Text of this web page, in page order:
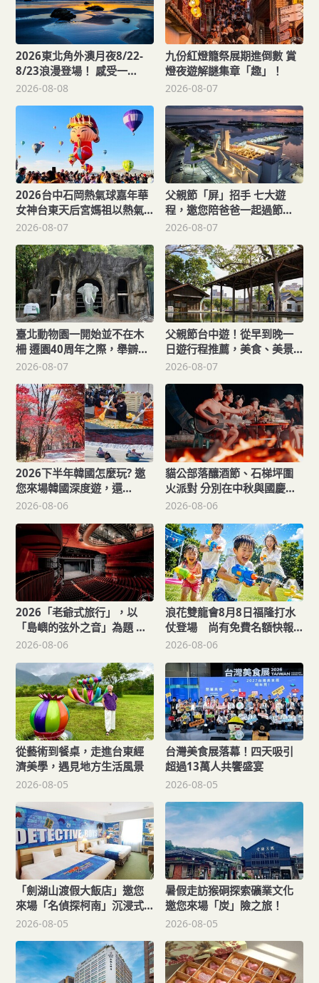
2026東北角外澳月夜8/22-
8/23浪漫登場！ 感受一
「夏」東北角夜的浪漫！
2026-08-08
九份紅燈籠祭展期進倒數 賞
燈夜遊解謎集章「趣」！
2026-08-07
2026台中石岡熱氣球嘉年華
女神台東天后宮媽祖以熱氣
球造型、李多慧一起加持助
2026-08-07
父親節「屏」招手 七大遊
程，邀您陪爸爸一起過節
「趣」！
2026-08-07
臺北動物園一開始並不在木
柵 遷園40周年之際，舉辧
「與象同在、迎象未來」特
2026-08-07
父親節台中遊！從早到晚一
日遊行程推薦，美食、美景
一次滿足！
2026-08-07
2026下半年韓國怎麼玩? 邀
您來場韓國深度遊，還
「遊」好康！
2026-08-06
貓公部落釀酒節、石梯坪圍
火派對 分別在中秋與國慶連
假登場
2026-08-06
2026「老爺式旅行」，以
「島嶼的弦外之音」為題 帶
旅人開箱歌劇院後台、探訪
2026-08-06
浪花雙龍會8月8日福隆打水
仗登場 尚有免費名額快報
名，還可抽住宿券！
2026-08-06
從藝術到餐桌，走進台東經
濟美學，遇見地方生活風景
2026-08-05
台灣美食展落幕！四天吸引
超過13萬人共饗盛宴
2026-08-05
「劍湖山渡假大飯店」邀您
來場「名偵探柯南」沉浸式
主題假期！
2026-08-05
暑假走訪猴硐探索礦業文化
邀您來場「炭」險之旅！
2026-08-05